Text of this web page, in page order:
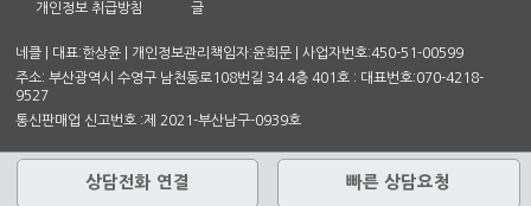
개인정보 취급방침 글
네클 | 대표:한상윤 | 개인정보관리책임자:윤희문 | 사업자번호:450-51-00599
주소: 부산광역시 수영구 남천동로108번길 34 4층 401호 : 대표번호:070-4218-
9527
통신판매업 신고번호 :제 2021-부산남구-0939호
상담전화 연결 빠른 상담요청